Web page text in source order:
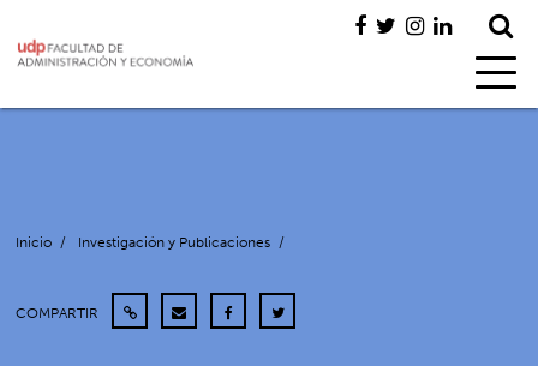
Inicio / Investigación y Publicaciones /
COMPARTIR